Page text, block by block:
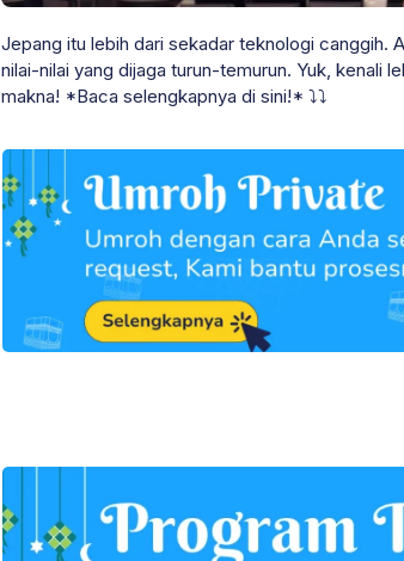
Jepang itu lebih dari sekadar teknologi canggih.
nilai-nilai yang dijaga turun-temurun. Yuk, kenali
makna! *Baca selengkapnya di sini!* ⤵⤵